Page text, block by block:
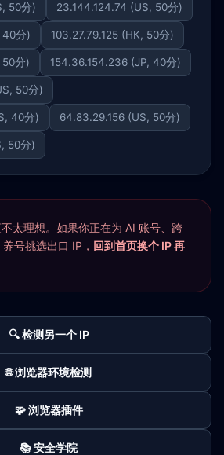
50分) 23.144.124.74 (US, 50分)
40分) 103.27.79.125 (HK, 50分)
分) 154.36.154.236 (JP, 40分)
50分)
40分) 64.83.29.156 (US, 50分)
50分)
太理想。如果你正在为 AI 账号、跨
号挑选出口 IP， 回到首页换个 IP 再
🔍 检测另一个 IP
🌐 浏览器环境检测
🧩 浏览器插件
📚 安全学院